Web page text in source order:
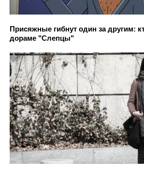
Присяжные гибнут один за другим:
дораме "Слепцы"